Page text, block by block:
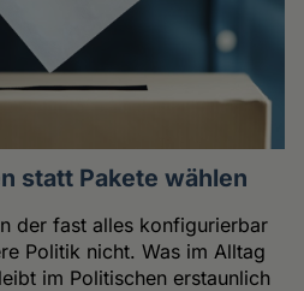
statt Pakete wählen
der fast alles konfigurierbar
Politik nicht. Was im Alltag
im Politischen erstaunlich